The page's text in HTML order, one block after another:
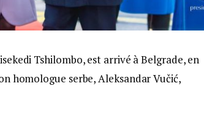
Tshilombo, est arrivé à Belgrade, en
homologue serbe, Aleksandar Vučić,